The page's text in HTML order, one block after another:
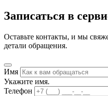
Записаться в
Оставьте контакты, и мы
детали обращения.
Имя
Укажите имя.
Телефон